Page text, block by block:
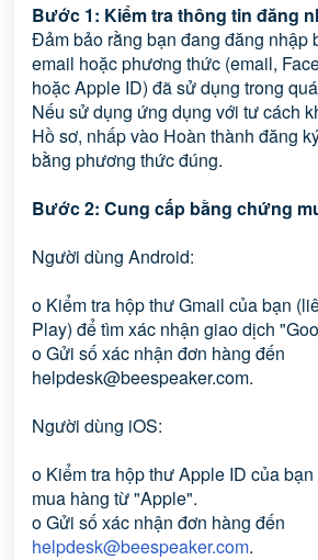
Bước 1: Kiểm tra thông tin đăng
Đảm bảo rằng bạn đang đăng nhập
email hoặc phương thức (email,
hoặc Apple ID) đã sử dụng trong
Nếu sử dụng ứng dụng với tư cách
Hồ sơ, nhấp vào Hoàn thành đăng
bằng phương thức đúng.
Bước 2: Cung cấp bằng chứng
Người dùng Android:
o Kiểm tra hộp thư Gmail của bạn
Play) để tìm xác nhận giao dịch
o Gửi số xác nhận đơn hàng đến
helpdesk@beespeaker.com.
Người dùng iOS:
o Kiểm tra hộp thư Apple ID của
mua hàng từ "Apple".
o Gửi số xác nhận đơn hàng đến
helpdesk@beespeaker.com.